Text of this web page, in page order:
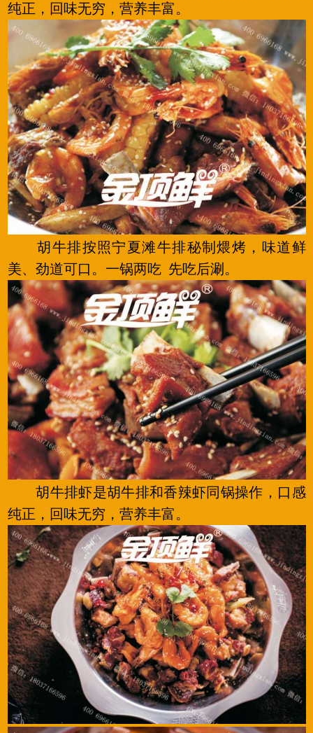
纯正，回味无穷，营养丰富。
胡牛排按照宁夏滩牛排秘制煨烤，味道鲜
美、劲道可口。一锅两吃 先吃后涮。
胡牛排虾是胡牛排和香辣虾同锅操作，口感
纯正，回味无穷，营养丰富。